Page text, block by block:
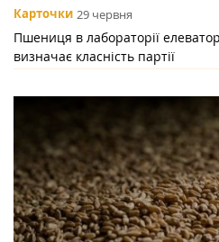
Карточки 29 червня
Пшениця в лабораторії
визначає класність партії